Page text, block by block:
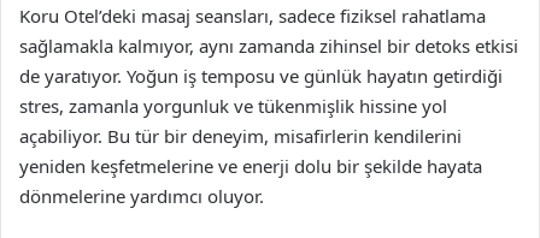
Koru Otel’deki masaj seansları, sadece fiziksel rahatlama
sağlamakla kalmıyor, aynı zamanda zihinsel bir detoks etkisi
de yaratıyor. Yoğun iş temposu ve günlük hayatın getirdiği
stres, zamanla yorgunluk ve tükenmişlik hissine yol
açabiliyor. Bu tür bir deneyim, misafirlerin kendilerini
yeniden keşfetmelerine ve enerji dolu bir şekilde hayata
dönmelerine yardımcı oluyor.